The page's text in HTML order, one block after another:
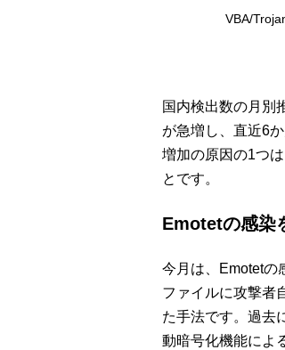
VBA/
国内検出数の月別
が急増し、直近6
増加の原因の1つ
とです。
Emotetの感染
今月は、Emotetの
ファイルに攻撃者
た手法です。過去
動暗号化機能によ